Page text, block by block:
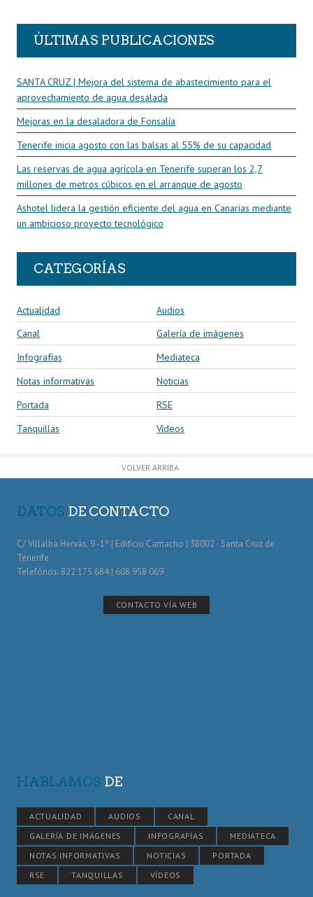
ÚLTIMAS PUBLICACIONES
SANTA CRUZ | Mejora del sistema de abastecimiento para el
aprovechamiento de agua desalada
Mejoras en la desaladora de Fonsalía
Tenerife inicia agosto con las balsas al 55% de su capacidad
Las reservas de agua agrícola en Tenerife superan los 2,7
millones de metros cúbicos en el arranque de agosto
Ashotel lidera la gestión eficiente del agua en Canarias mediante
un ambicioso proyecto tecnológico
CATEGORÍAS
Actualidad
Audios
Canal
Galería de imágenes
Infografías
Mediateca
Notas informativas
Noticias
Portada
RSE
Tanquillas
Vídeos
VOLVER ARRIBA
DATOS DE CONTACTO
C/ Villalba Hervás, 9 -1º | Edificio Camacho | 38002 · Santa Cruz de
Tenerife
Telefónos: 822 175 684 | 608 958 069
CONTACTO VÍA WEB
HABLAMOS DE
ACTUALIDAD AUDIOS
CANAL
GALERÍA DE IMÁGENES
INFOGRAFÍAS
MEDIATECA
NOTAS INFORMATIVAS
NOTICIAS
PORTADA
RSE
TANQUILLAS VÍDEOS